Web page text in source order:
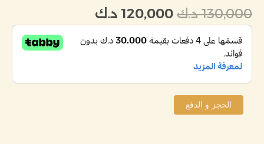
130,000 د.ك 120,000 د.ك
الحجز و الدفع